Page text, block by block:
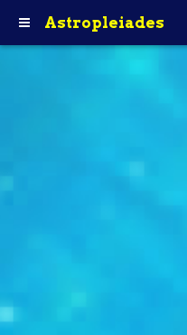
Astropleiades